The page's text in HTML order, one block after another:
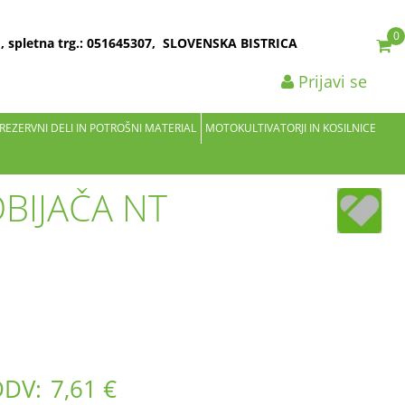
trg.: 051645307, SLOVENSKA BISTRICA 0
Prijavi se
DELI IN POTROŠNI MATERIAL
MOTOKULTIVATORJI IN KOSILNICE
NT
7,61 €